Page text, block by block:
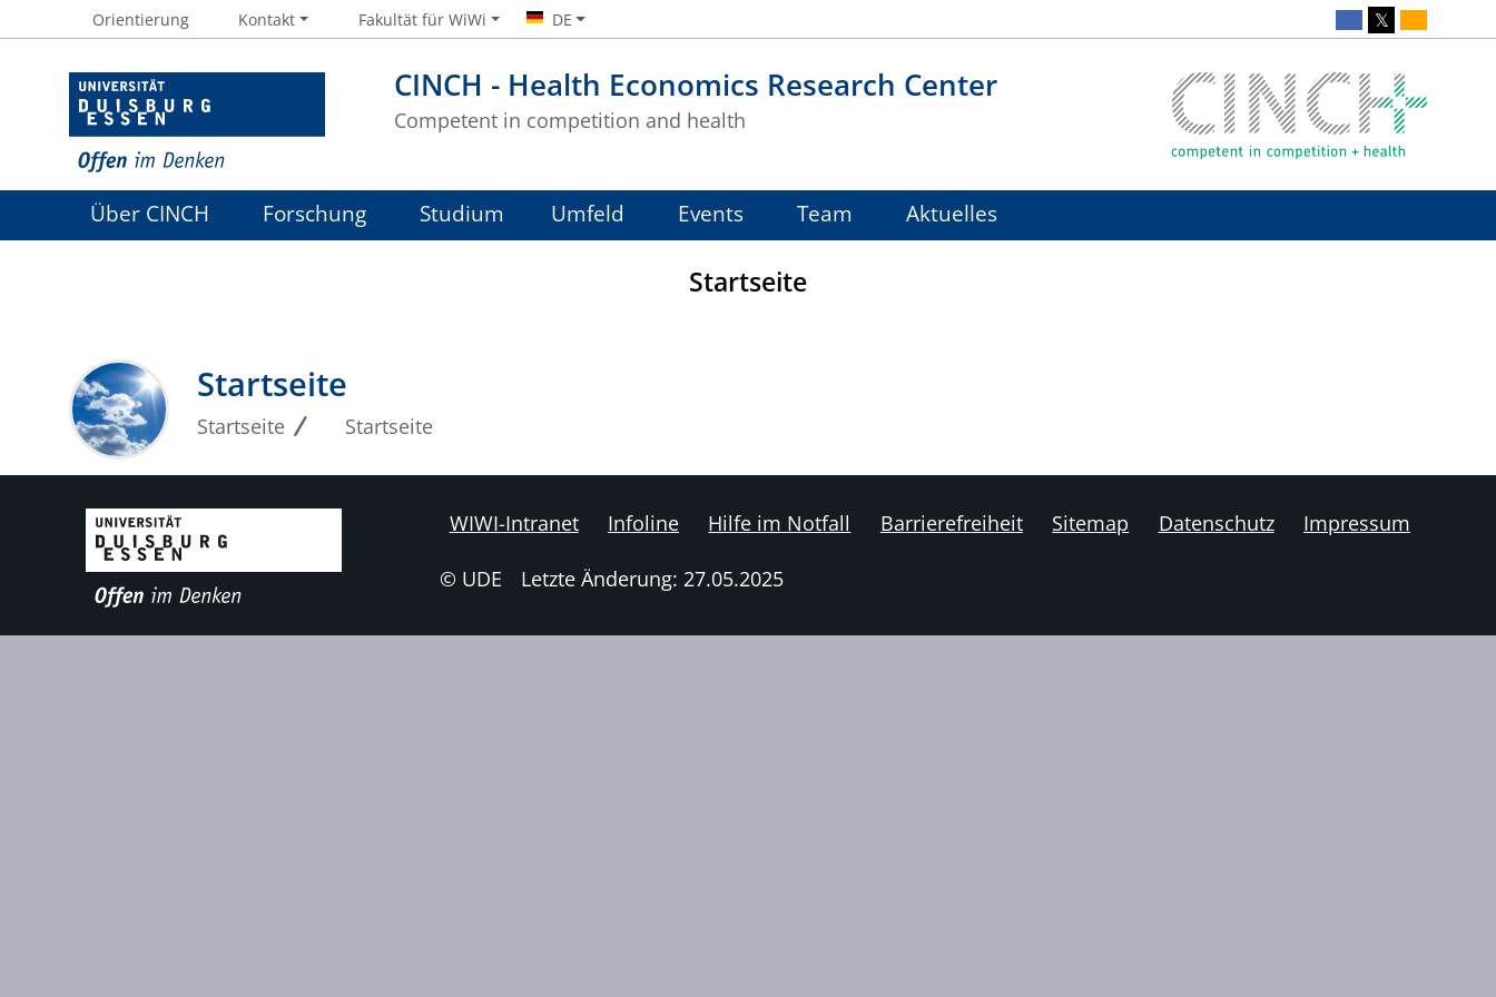
CINCH - Health Economics Research Center
Competent in competition and health
Orientierung Kontakt Fakultät für WiWi DE
Über CINCH Forschung Studium Umfeld Events Team Aktuelles
Startseite
Startseite
Startseite Startseite
WIWI-Intranet Infoline Hilfe im Notfall Barrierefreiheit Sitemap Datenschutz Impressum
© UDE Letzte Änderung: 27.05.2025